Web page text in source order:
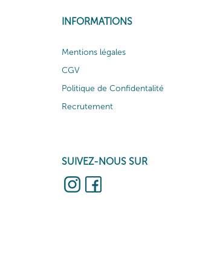
INFORMATIONS
Mentions légales
CGV
Politique de Confidentalité
Recrutement
SUIVEZ-NOUS SUR